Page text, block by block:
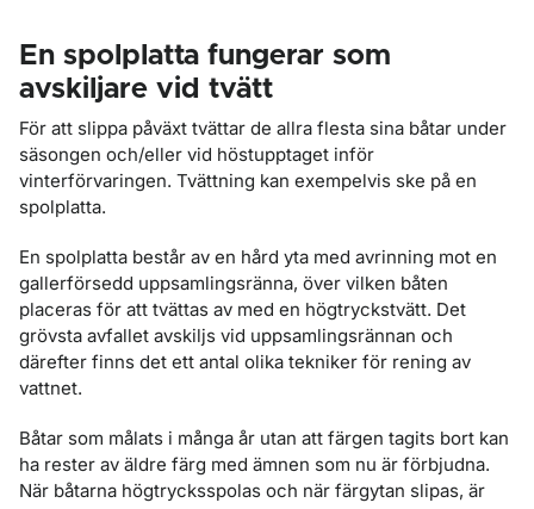
En spolplatta fungerar som
avskiljare vid tvätt
För att slippa påväxt tvättar de allra flesta sina båtar under
säsongen och/eller vid höstupptaget inför
vinterförvaringen. Tvättning kan exempelvis ske på en
spolplatta.
En spolplatta består av en hård yta med avrinning mot en
gallerförsedd uppsamlingsränna, över vilken båten
placeras för att tvättas av med en högtryckstvätt. Det
grövsta avfallet avskiljs vid uppsamlingsrännan och
därefter finns det ett antal olika tekniker för rening av
vattnet.
Båtar som målats i många år utan att färgen tagits bort kan
ha rester av äldre färg med ämnen som nu är förbjudna.
När båtarna högtrycksspolas och när färgytan slipas, är